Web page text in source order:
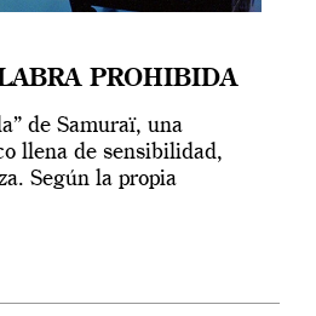
PROHIBIDA
de Samuraï, una
llena de sensibilidad,
Según la propia